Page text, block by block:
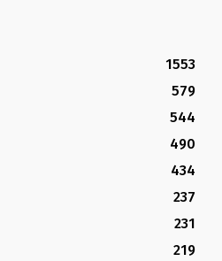
1553
579
544
490
434
237
231
219